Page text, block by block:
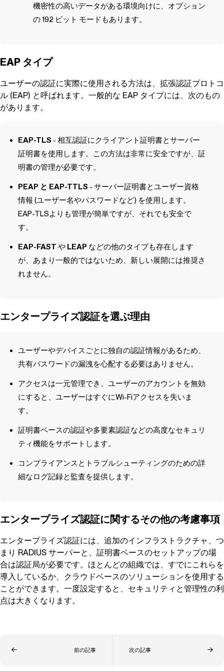
機密性の高いデータがある環境向けに、オプション
の 192 ビット モードもあります。
EAP タイプ
ユーザーの認証に実際に使用される方法は、拡張認証プロトコ
ル (EAP) と呼ばれます。一般的な EAP タイプには、次のもの
があります。
EAP-TLS - 相互認証にクライアント証明書とサーバー
証明書を使用します。この方法は非常に安全ですが、証
明書の管理が必要です。
PEAP と EAP-TTLS - サーバー証明書とユーザー資格
情報 (ユーザー名やパスワードなど) を使用します。
EAP-TLSよりも管理が簡単ですが、それでも安全で
す。
EAP-FAST や LEAP などの他のタイプも存在します
が、あまり一般的ではないため、新しい展開には推奨さ
れません。
エンタープライズ認証を選ぶ理由
ユーザーやデバイスごとに独自の認証情報があるため、
共有パスワードの漏洩を心配する必要はありません。
アクセスは一元管理でき、ユーザーのアカウントを無効
にすると、ユーザーはすぐにWi-Fiアクセスを失いま
す。
証明書ベースの認証や多要素認証などの高度なセキュリ
ティ機能をサポートします。
コンプライアンスとトラブルシューティングのための詳
細なログ記録と監査を提供します。
エンタープライズ認証に関するその他の考慮事項
エンタープライズ認証には、追加のインフラストラクチャ、つ
まり RADIUS サーバーと、証明書ベースのセットアップの場
合は認証局が必要です。ほとんどの組織では、すでにこれらを
導入しているか、クラウドベースのソリューションを使用する
ことができます。一度設定すると、セキュリティと管理性の利
点は大きくなります。
前の記事 次の記事